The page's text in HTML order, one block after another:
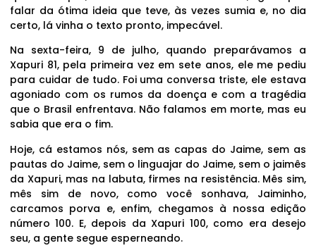
falar da ótima ideia que teve, às vezes sumia e, no dia
certo, lá vinha o texto pronto, impecável.
Na sexta-feira, 9 de julho, quando preparávamos a
Xapuri 81, pela primeira vez em sete anos, ele me pediu
para cuidar de tudo. Foi uma conversa triste, ele estava
agoniado com os rumos da doença e com a tragédia
que o Brasil enfrentava. Não falamos em morte, mas eu
sabia que era o fim.
Hoje, cá estamos nós, sem as capas do Jaime, sem as
pautas do Jaime, sem o linguajar do Jaime, sem o jaimês
da Xapuri, mas na labuta, firmes na resistência. Mês sim,
mês sim de novo, como você sonhava, Jaiminho,
carcamos porva e, enfim, chegamos à nossa edição
número 100. E, depois da Xapuri 100, como era desejo
seu, a gente segue esperneando.